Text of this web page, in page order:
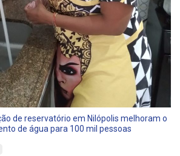
de reservatório em Nilópolis melhoram o
de água para 100 mil pessoas